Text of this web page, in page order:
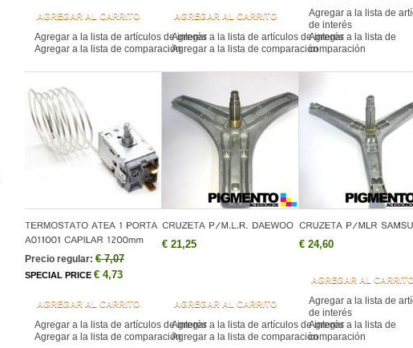
AGREGAR AL CARRITO
Agregar a la lista de artículos de interés
Agregar a la lista de comparación
AGREGAR AL CARRITO
Agregar a la lista de artículos de interés
Agregar a la lista de comparación
Agregar a la lista de
de interés
Agregar a la lista de
comparación
Precio regular: € 7,07
SPECIAL PRICE € 4,73
AGREGAR AL CARRITO
Agregar a la lista de artículos de interés
Agregar a la lista de comparación
€ 21,25
AGREGAR AL CARRITO
Agregar a la lista de artículos de interés
Agregar a la lista de comparación
€ 24,60
AGREGAR AL CARRITO
Agregar a la lista de
de interés
Agregar a la lista de
comparación